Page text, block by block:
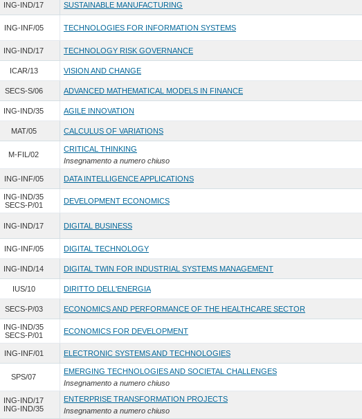
ING-IND/17 SUSTAINABLE MANUFACTURING
ING-INF/05 TECHNOLOGIES FOR INFORMATION SYSTEMS
ING-IND/17 TECHNOLOGY RISK GOVERNANCE
ICAR/13 VISION AND CHANGE
SECS-S/06 ADVANCED MATHEMATICAL MODELS IN FINANCE
ING-IND/35 AGILE INNOVATION
MAT/05 CALCULUS OF VARIATIONS
M-FIL/02
CRITICAL THINKING
Insegnamento a numero chiuso
ING-INF/05 DATA INTELLIGENCE APPLICATIONS
ING-IND/35
SECS-P/01
DEVELOPMENT ECONOMICS
ING-IND/17 DIGITAL BUSINESS
ING-INF/05 DIGITAL TECHNOLOGY
ING-IND/14 DIGITAL TWIN FOR INDUSTRIAL SYSTEMS MANAGEMENT
IUS/10 DIRITTO DELL'ENERGIA
SECS-P/03 ECONOMICS AND PERFORMANCE OF THE HEALTHCARE SECTOR
ING-IND/35
SECS-P/01
ECONOMICS FOR DEVELOPMENT
ING-INF/01 ELECTRONIC SYSTEMS AND TECHNOLOGIES
SPS/07
EMERGING TECHNOLOGIES AND SOCIETAL CHALLENGES
Insegnamento a numero chiuso
ING-IND/17
ING-IND/35
ENTERPRISE TRANSFORMATION PROJECTS
Insegnamento a numero chiuso